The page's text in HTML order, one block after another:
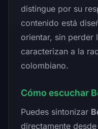
distingue por su
contenido está
orientar, sin perder
caracterizan a la
colombiano.
Cómo escuchar
Puedes sintonizar
directamente